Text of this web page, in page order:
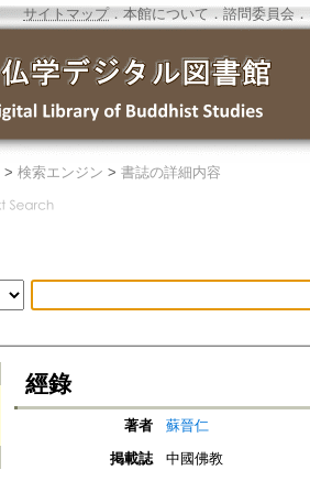
サイトマップ．本館について ． 諮問委員会 ．
> 検索エンジン > 書誌の詳細内容
經錄
著者
蘇晉仁
掲載誌
中國佛教